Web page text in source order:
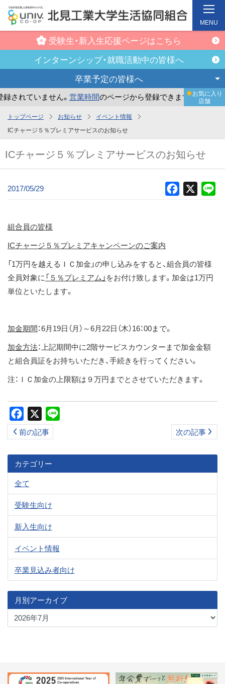
コ
ン
受験生・新入生応援ページはこちら
インターンシップ・就職活動中の皆様へ
卒業予定の皆様へ
れていません。営業時間のページから登録できます。 ま
お気に入り
店舗
MENU
トップページ お知らせ
イベント情報
ICチャージ５％プレミアサービスのお知らせ
ICチャージ５％プレミアサービスのお知らせ
2017/05/29 Facebook
組合員の皆様
ICチャージ５％プレミアキャンペーンのご案内
「1万円を越えるＩＣ加金」の申し込みをすると、組合員の皆様
全員対象に「５％プレミアム」をお付け致します。加金は1万円
単位といたします。
加金期間：6月19日（月）～6月22日（木）16：00まで。
加金方法：上記期間中に2階サービスカウンターまで加金金額
と組合員証をお持ちいただき、手続きを行ってください。
注：ＩＣ加金の上限額は９万円までとさせていただきます。
Facebook
前の記事 次の記事
カテゴリー
全て
受験生向け
新入生向け
イベント情報
卒業見込み者向け
月別アーカイブ